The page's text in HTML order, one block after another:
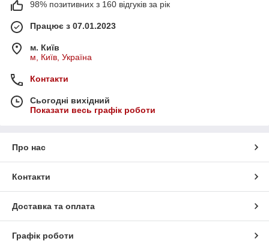
98% позитивних з 160 відгуків за рік
Працює з 07.01.2023
м. Київ
м, Київ, Україна
Контакти
Сьогодні вихідний
Показати весь графік роботи
Про нас
Контакти
Доставка та оплата
Графік роботи